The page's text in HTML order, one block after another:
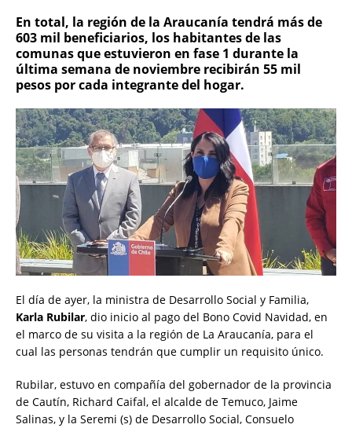
En total, la región de la Araucanía tendrá más de
603 mil beneficiarios, los habitantes de las
comunas que estuvieron en fase 1 durante la
última semana de noviembre recibirán 55 mil
pesos por cada integrante del hogar.
El día de ayer, la ministra de Desarrollo Social y Familia,
Karla Rubilar, dio inicio al pago del Bono Covid Navidad, en
el marco de su visita a la región de La Araucanía, para el
cual las personas tendrán que cumplir un requisito único.
Rubilar, estuvo en compañía del gobernador de la provincia
de Cautín, Richard Caifal, el alcalde de Temuco, Jaime
Salinas, y la Seremi (s) de Desarrollo Social, Consuelo